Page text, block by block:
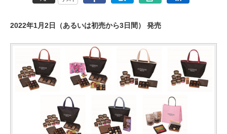
2022年1月2日（あるいは初売から3日間） 発売